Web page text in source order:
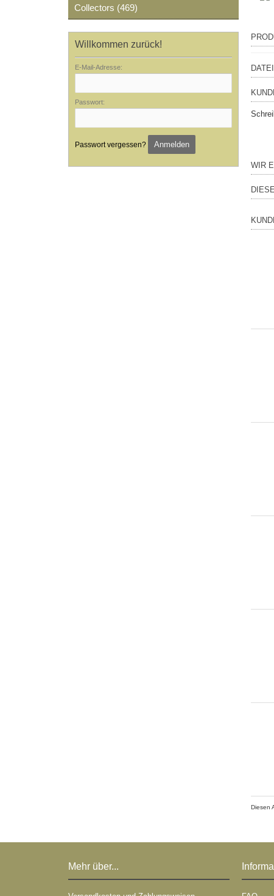
DATEI
WIR
Diesen
Collectors (469)
Willkommen zurück!
E-Mail-Adresse:
Passwort:
Passwort vergessen? Anmelden
Mehr über...